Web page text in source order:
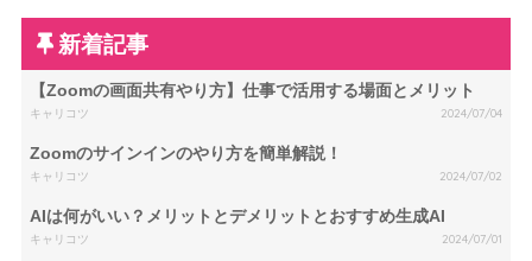
新着記事
【Zoomの画面共有やり方】仕事で活用する場面とメリット
キャリコツ 2024/07/04
Zoomのサインインのやり方を簡単解説！
キャリコツ 2024/07/02
AIは何がいい？メリットとデメリットとおすすめ生成AI
キャリコツ 2024/07/01